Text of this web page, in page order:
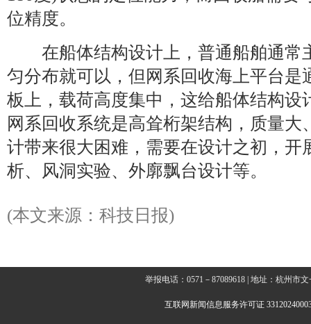
位精度。
在船体结构设计上，普通船舶通常
匀分布就可以，但网系回收海上平台是
板上，载荷高度集中，这给船体结构设
网系回收系统是高耸桁架结构，质量大
计带来很大困难，需要在设计之初，开
析、风洞实验、外廓飘台设计等。
(本文来源：科技日报)
举报电话：0571－87089618 | 地址：杭州市
互联网新闻信息服务许可证